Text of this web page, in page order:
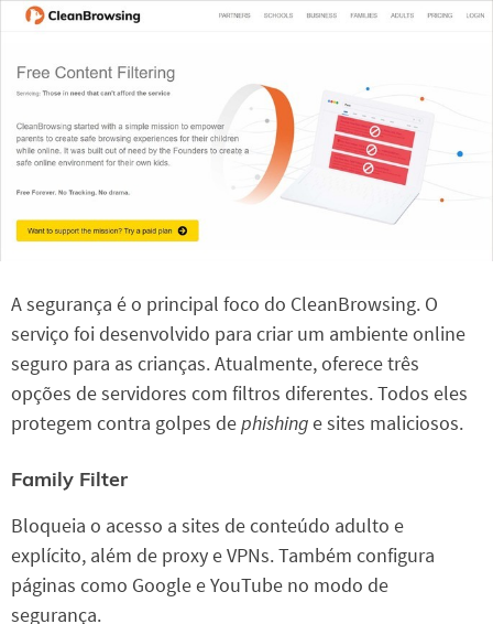
A segurança é o principal foco do CleanBrowsing. O
serviço foi desenvolvido para criar um ambiente online
seguro para as crianças. Atualmente, oferece três
opções de servidores com filtros diferentes. Todos eles
protegem contra golpes dephishinge sites maliciosos.
Family Filter
Bloqueia o acesso a sites de conteúdo adulto e
explícito, além de proxy e VPNs. Também configura
páginas como Google e YouTube no modo de
segurança.